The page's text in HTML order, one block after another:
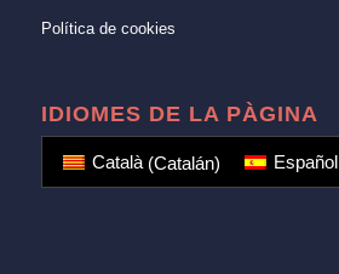
Política de cookies
IDIOMES DE LA PÀGINA
Català(Catalán) Español